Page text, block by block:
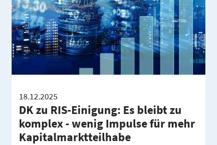
18.12.2025
DK zu RIS-Einigung: Es bleibt zu
komplex - wenig Impulse für mehr
Kapitalmarktteilhabe